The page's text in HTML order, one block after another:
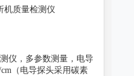
机质量检测仪
仪，多参数测量，电导
（电导探头采用碳素